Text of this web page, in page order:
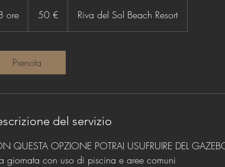
ore
o
50 € Riva del Sol Beach Resort
Prenota
del servizio
QUESTA OPZIONE POTRAI USUFRUIRE DEL
giornata con uso di piscina e aree comuni